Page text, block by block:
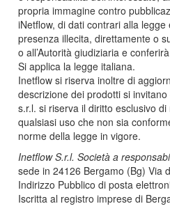
propria immagine contro
iNetflow, di dati contrari alla
presenza illecita, direttamente o
o all’Autorità giudiziaria e
Si applica la legge italiana.
Inetflow si riserva inoltre di
descrizione dei prodotti si
s.r.l. si riserva il diritto esclusivo
qualsiasi uso che non sia
norme della legge in vigore.
Inetflow S.r.l. Società a
sede in 24126 Bergamo (Bg) Via
Indirizzo Pubblico di posta
Iscritta al registro imprese di